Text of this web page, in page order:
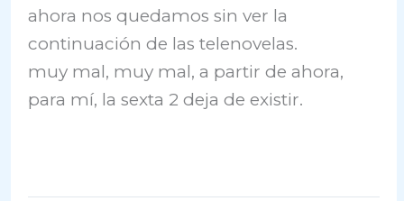
ahora nos quedamos sin ver la
continuación de las telenovelas.
muy mal, muy mal, a partir de ahora,
para mí, la sexta 2 deja de existir.